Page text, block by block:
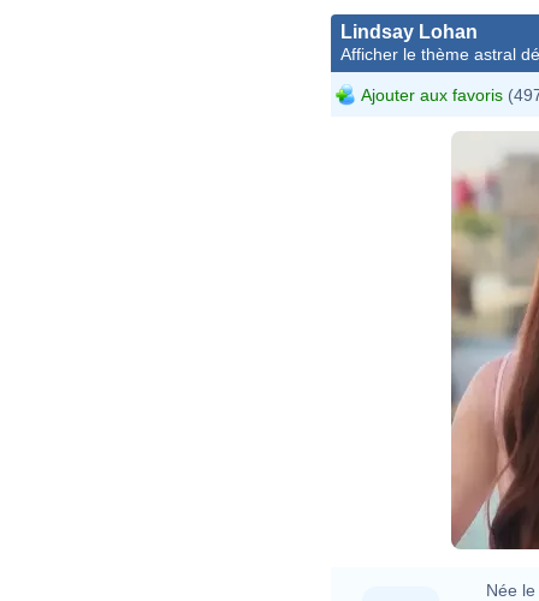
Lindsay Lohan
Afficher le thème astral
Ajouter aux favoris
Née le